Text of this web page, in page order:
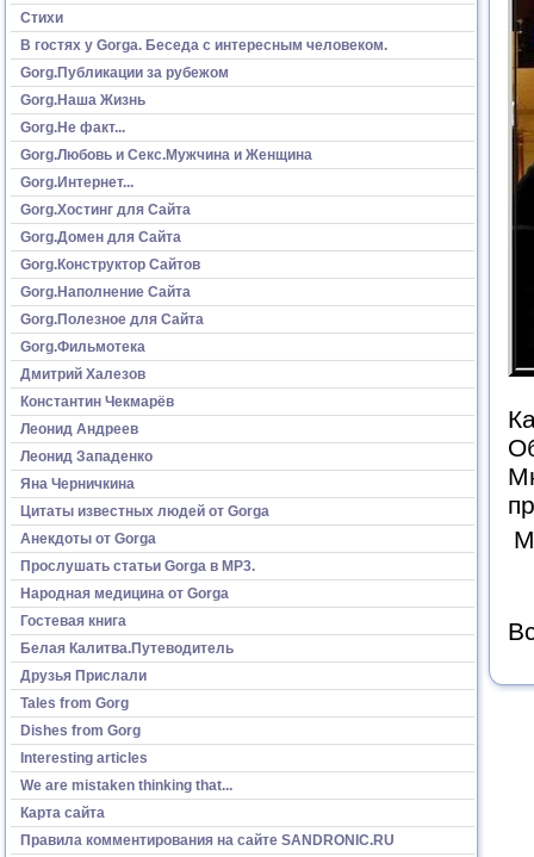
Стихи
В гостях у Gorga. Беседа с интересным человеком.
Gorg.Публикации за рубежом
Gorg.Наша Жизнь
Gorg.Не факт...
Gorg.Любовь и Секс.Мужчина и Женщина
Gorg.Интернет...
Gorg.Хостинг для Сайта
Gorg.Домен для Сайта
Gorg.Конструктор Сайтов
Gorg.Наполнение Сайта
Gorg.Полезное для Сайта
Gorg.Фильмотека
Дмитрий Халезов
Константин Чекмарёв
Леонид Андреев
Леонид Западенко
Яна Черничкина
Цитаты известных людей от Gorga
Анекдоты от Gorga
Прослушать статьи Gorga в МР3.
Народная медицина от Gorga
Гостевая книга
Белая Калитва.Путеводитель
Друзья Прислали
Tales from Gorg
Dishes from Gorg
Interesting articles
We are mistaken thinking that...
Карта сайта
Правила комментирования на сайте SANDRONIC.RU